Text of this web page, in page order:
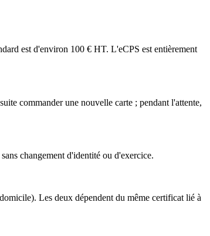
est d'environ 100 € HT. L'eCPS est entièrement
commander une nouvelle carte ; pendant l'attente,
changement d'identité ou d'exercice.
Les deux dépendent du même certificat lié à